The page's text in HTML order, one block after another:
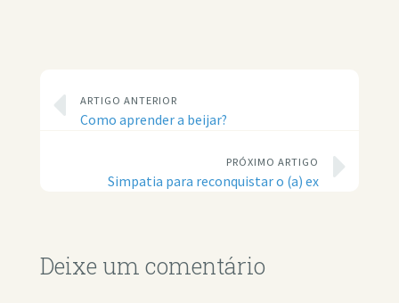
ARTIGO ANTERIOR
Como aprender a beijar?
PRÓXIMO ARTIGO
Simpatia para reconquistar o (a) ex
Deixe um comentário